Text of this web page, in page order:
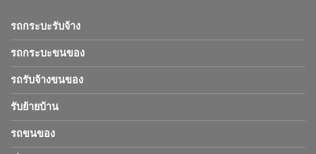
รถกระบะรับจ้าง
รถกระบะขนของ
รถรับจ้างขนของ
รับย้ายบ้าน
รถขนของ